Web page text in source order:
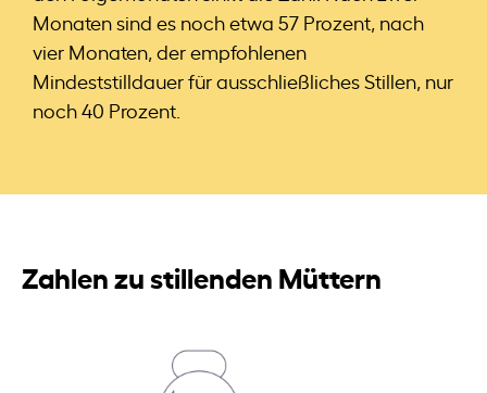
Monaten sind es noch etwa 57 Prozent, nach
vier Monaten, der empfohlenen
Mindeststilldauer für ausschließliches Stillen, nur
noch 40 Prozent.
Zahlen zu stillenden Müttern